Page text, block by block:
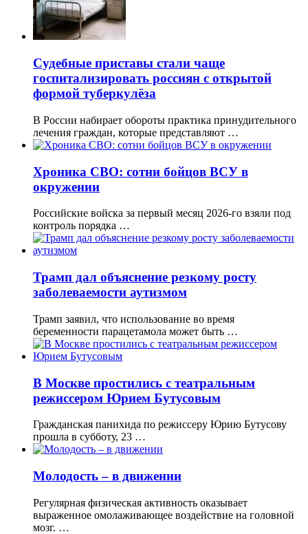
Судебные приставы стали чаще
госпитализировать россиян с открытой
формой туберкулёза
В России набирает обороты практика принудительного
лечения граждан, которые представляют …
Хроника СВО: сотни бойцов ВСУ в
окружении
Российские войска за первый месяц 2026-го взяли под
контроль порядка …
Трамп дал объяснение резкому росту
заболеваемости аутизмом
Трамп заявил, что использование во время
беременности парацетамола может быть …
В Москве простились с театральным
режиссером Юрием Бутусовым
Гражданская панихида по режиссеру Юрию Бутусову
прошла в субботу, 23 …
Молодость – в движении
Регулярная физическая активность оказывает
выраженное омолаживающее воздействие на головной
мозг. …